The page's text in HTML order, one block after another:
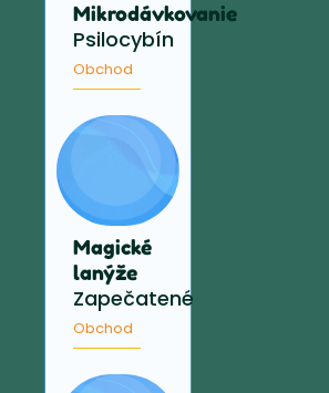
Mikrodávkovanie
Psilocybín
Obchod
Magické
lanýže
Zapečatené
Obchod